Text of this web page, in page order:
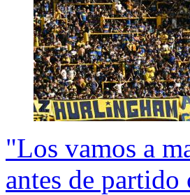
"Los vamos a
antes de